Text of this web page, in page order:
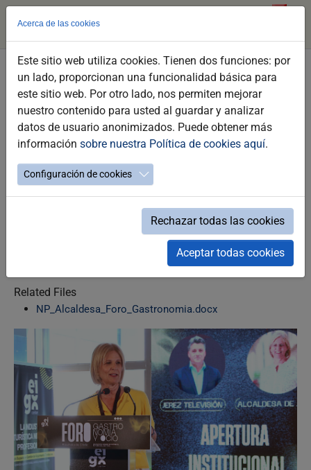
Skip
main
content
La alcaldesa agradece la implicación
de los sectores turístico, gastronómico
y hostelero para mejorar la industria
turística de Jerez y la provincia
García-Pelayo inaugura en Eigo Center el I
Foro de Gastronomía y Ocio
Related Files
NP_Alcaldesa_Foro_Gastronomia.docx
Acerca de las cookies
Este sitio web utiliza cookies. Tienen dos funciones: por
un lado, proporcionan una funcionalidad básica para
este sitio web. Por otro lado, nos permiten mejorar
nuestro contenido para usted al guardar y analizar
datos de usuario anonimizados. Puede obtener más
información sobre nuestra Política de cookies aquí.
Configuración de cookies
Rechazar todas las cookies
Aceptar todas cookies